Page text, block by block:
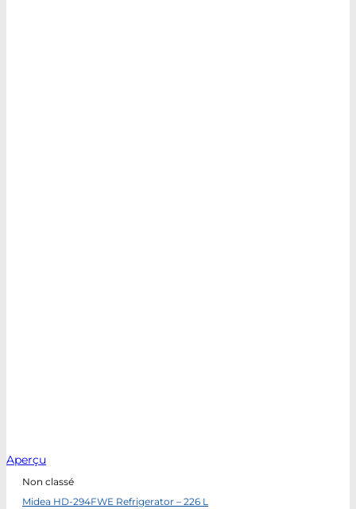
Aperçu
Non classé
Midea HD-294FWE Refrigerator – 226 L